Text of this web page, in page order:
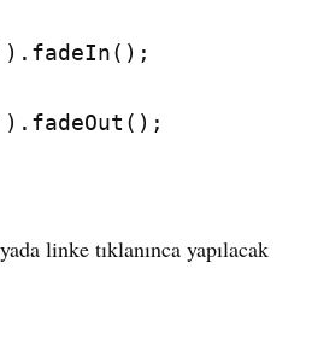
linke tıklanınca yapılacak